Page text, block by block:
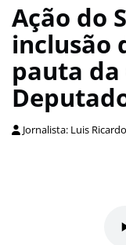
Ação do
inclusão
pauta da
Jornalista: Luis Ricardo